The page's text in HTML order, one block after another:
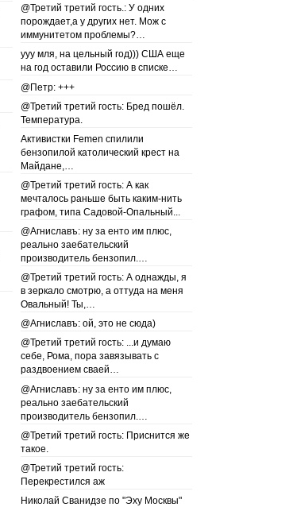
@Третий третий гость.: У одних
порождает,а у других нет. Мож с
иммунитетом проблемы?…
ууу мля, на цельный год))) США еще
на год оставили Россию в списке…
@Петр: +++
@Третий третий гость: Бред пошёл.
Температура.
Активистки Femen спилили
бензопилой католический крест на
Майдане,…
@Третий третий гость: А как
мечталось раньше быть каким-нить
графом, типа Садовой-Опальный...
@Агниславъ: ну за енто им плюс,
реально заебательский
производитель бензопил.…
@Третий третий гость: А однажды, я
в зеркало смотрю, а оттуда на меня
Овальный! Ты,…
@Агниславъ: ой, это не сюда)
@Третий третий гость: ...и думаю
себе, Рома, пора завязывать с
раздвоением сваей…
@Агниславъ: ну за енто им плюс,
реально заебательский
производитель бензопил.…
@Третий третий гость: Приснится же
такое.
@Третий третий гость:
Перекрестился аж
Николай Сванидзе по "Эху Москвы"